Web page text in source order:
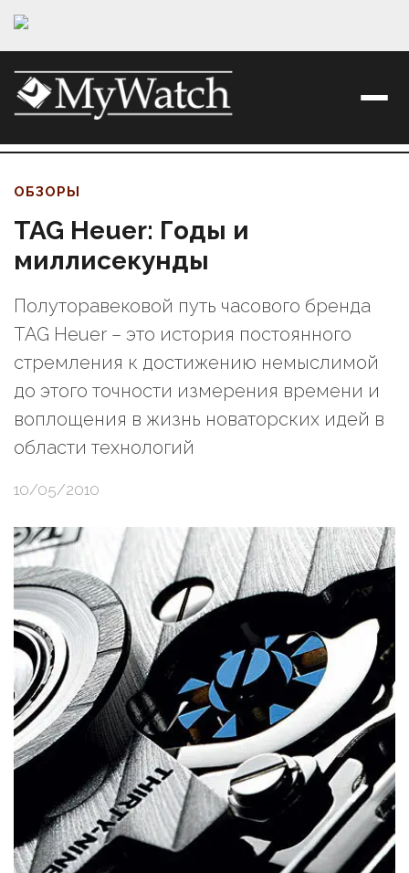
ОБЗОРЫ
TAG Heuer: Годы и
миллисекунды
Полуторавековой путь часового бренда
TAG Heuer – это история постоянного
стремления к достижению немыслимой
до этого точности измерения времени и
воплощения в жизнь новаторских идей в
области технологий
10/05/2010